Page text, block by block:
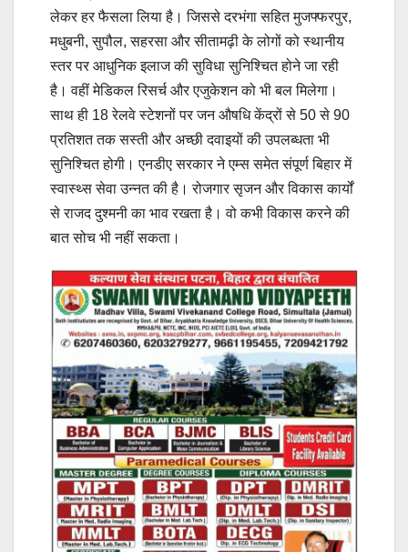
लेकर हर फैसला लिया है। जिससे दरभंगा सहित मुजफ्फरपुर,
मधुबनी, सुपौल, सहरसा और सीतामढ़ी के लोगों को स्थानीय
स्तर पर आधुनिक इलाज की सुविधा सुनिश्चित होने जा रही
है। वहीं मेडिकल रिसर्च और एजुकेशन को भी बल मिलेगा।
साथ ही 18 रेलवे स्टेशनों पर जन औषधि केंद्रों से 50 से 90
प्रतिशत तक सस्ती और अच्छी दवाइयों की उपलब्धता भी
सुनिश्चित होगी। एनडीए सरकार ने एम्स समेत संपूर्ण बिहार में
स्वास्थ्स सेवा उन्नत की है। रोजगार सृजन और विकास कार्यों
से राजद दुश्मनी का भाव रखता है। वो कभी विकास करने की
बात सोच भी नहीं सकता।